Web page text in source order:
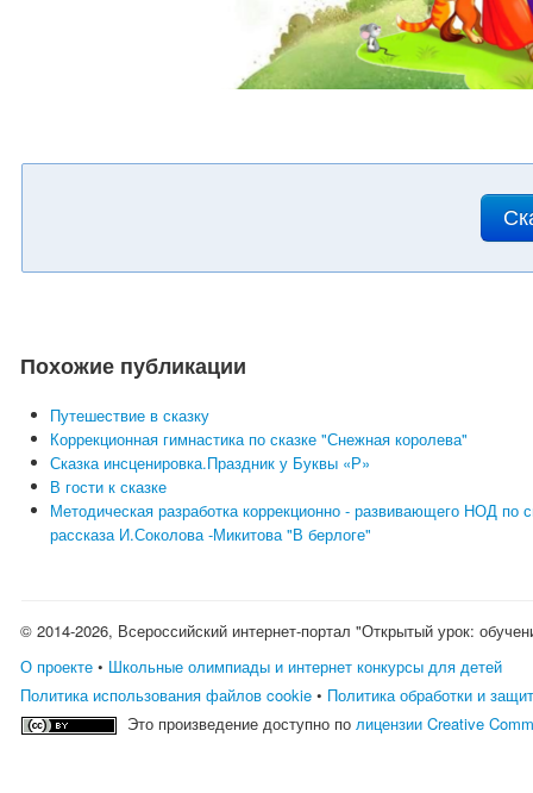
Похожие публикации
Путешествие в сказку
Коррекционная гимнастика по сказке "Снежная королева"
Сказка инсценировка.Праздник у Буквы «Р»
В гости к сказке
Методическая разработка коррекционно - развивающего НОД по
рассказа И.Соколова -Микитова "В берлоге"
© 2014-2026, Всероссийский интернет-портал "Открытый урок:
О проекте • Школьные олимпиады и интернет конкурсы для детей
Политика использования файлов cookie • Политика обработки и
Это произведение доступно полицензии Creative